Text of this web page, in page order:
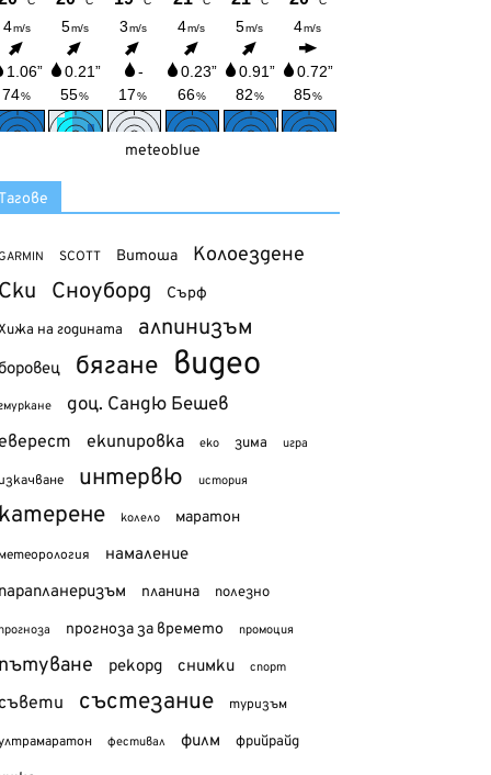
meteoblue
SCOTT Витоша Колоездене
Сноуборд Сърф
на годината алпинизъм
бягане видео
доц. Сандю Бешев
екипировка еко зима игра
интервю история
колело маратон
намаление
планина полезно
прогноза за времето промоция
рекорд снимки спорт
състезание туризъм
фестивал филм фрийрайд